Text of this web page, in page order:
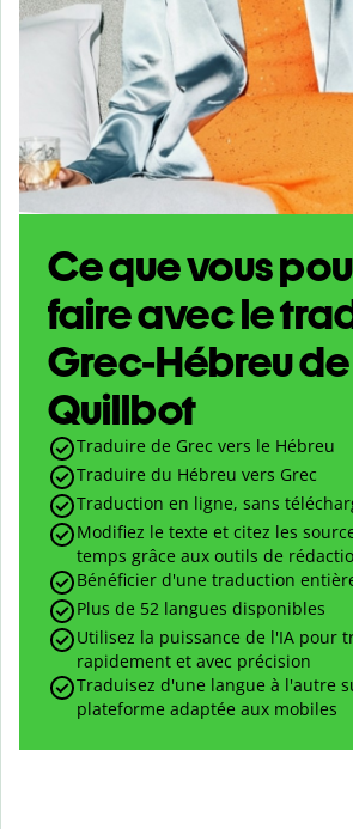
Ce que vous
faire avec le
Grec-Hébreu de
Quillbot
Traduire de Grec vers le Hébreu
Traduire du Hébreu vers Grec
Traduction en ligne, sans
Modifiez le texte et citez les
temps grâce aux outils de
Bénéficier d'une traduction
Plus de 52 langues disponibles
Utilisez la puissance de l'IA pour
rapidement et avec précision
Traduisez d'une langue à l'autre
plateforme adaptée aux mobiles